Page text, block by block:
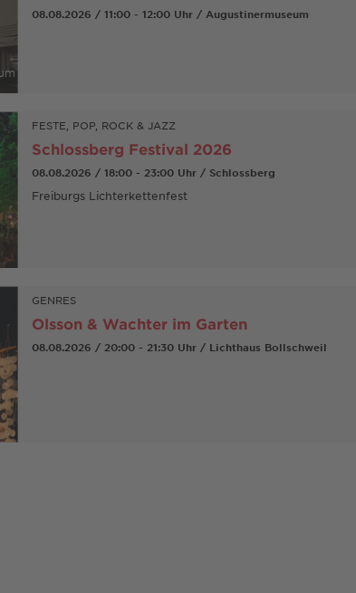
08.08.2026 / 11:00 - 12:00 Uhr / Augustinermuseum
FESTE, POP, ROCK & JAZZ
Schlossberg Festival 2026
08.08.2026 / 18:00 - 23:00 Uhr / Schlossberg
Freiburgs Lichterkettenfest
GENRES
Olsson & Wachter im Garten
08.08.2026 / 20:00 - 21:30 Uhr / Lichthaus Bollschweil